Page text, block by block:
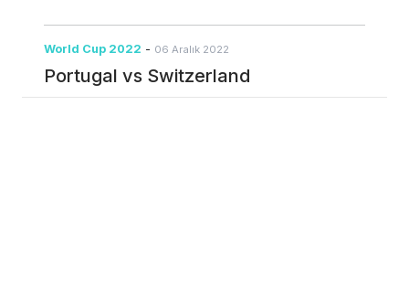
World Cup 2022 - 06 Aralık 2022
Portugal vs Switzerland